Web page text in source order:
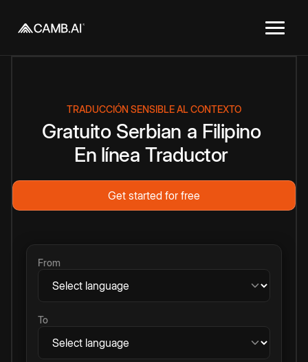
TRADUCCIÓN SENSIBLE AL CONTEXTO
Gratuito Serbian a Filipino
En línea Traductor
Get started for free
From
To